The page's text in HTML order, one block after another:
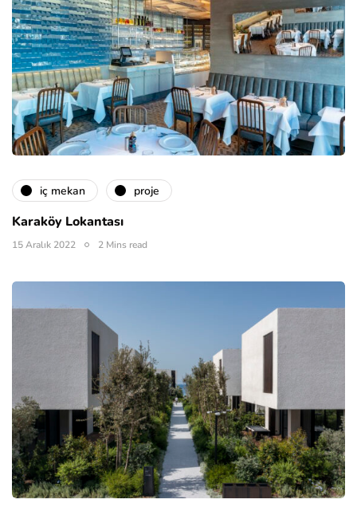
i̇ç mekan proje
Karaköy Lokantası
15 Aralık 2022 2 Mins read